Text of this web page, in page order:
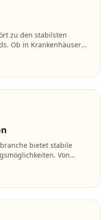
zu den stabilsten
Ob in Krankenhäusern,
und die
bietet stabile
Von
es vielfältige